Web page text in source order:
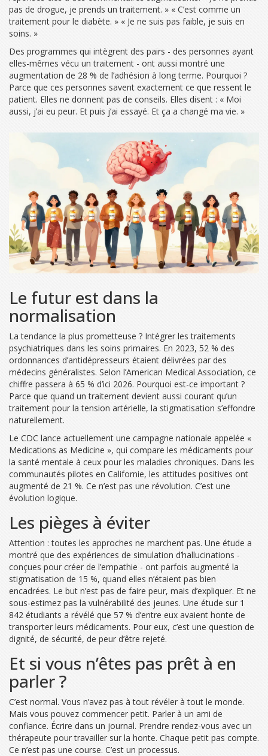
pas de drogue, je prends un traitement. » « C’est comme un
traitement pour le diabète. » « Je ne suis pas faible, je suis en
soins. »
Des programmes qui intègrent des pairs - des personnes ayant
elles-mêmes vécu un traitement - ont aussi montré une
augmentation de 28 % de l’adhésion à long terme. Pourquoi ?
Parce que ces personnes savent exactement ce que ressent le
patient. Elles ne donnent pas de conseils. Elles disent : « Moi
aussi, j’ai eu peur. Et puis j’ai essayé. Et ça a changé ma vie. »
Le futur est dans la
normalisation
La tendance la plus prometteuse ? Intégrer les traitements
psychiatriques dans les soins primaires. En 2023, 52 % des
ordonnances d’antidépresseurs étaient délivrées par des
médecins généralistes. Selon l’American Medical Association, ce
chiffre passera à 65 % d’ici 2026. Pourquoi est-ce important ?
Parce que quand un traitement devient aussi courant qu’un
traitement pour la tension artérielle, la stigmatisation s’effondre
naturellement.
Le CDC lance actuellement une campagne nationale appelée «
Medications as Medicine », qui compare les médicaments pour
la santé mentale à ceux pour les maladies chroniques. Dans les
communautés pilotes en Californie, les attitudes positives ont
augmenté de 21 %. Ce n’est pas une révolution. C’est une
évolution logique.
Les pièges à éviter
Attention : toutes les approches ne marchent pas. Une étude a
montré que des expériences de simulation d’hallucinations -
conçues pour créer de l’empathie - ont parfois augmenté la
stigmatisation de 15 %, quand elles n’étaient pas bien
encadrées. Le but n’est pas de faire peur, mais d’expliquer. Et ne
sous-estimez pas la vulnérabilité des jeunes. Une étude sur 1
842 étudiants a révélé que 57 % d’entre eux avaient honte de
transporter leurs médicaments. Pour eux, c’est une question de
dignité, de sécurité, de peur d’être rejeté.
Et si vous n’êtes pas prêt à en
parler ?
C’est normal. Vous n’avez pas à tout révéler à tout le monde.
Mais vous pouvez commencer petit. Parler à un ami de
confiance. Écrire dans un journal. Prendre rendez-vous avec un
thérapeute pour travailler sur la honte. Chaque petit pas compte.
Ce n’est pas une course. C’est un processus.